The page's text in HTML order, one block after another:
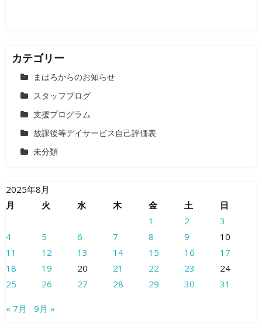
カテゴリー
まはろからのお知らせ
スタッフブログ
支援プログラム
放課後等デイサービス自己評価表
未分類
2025年8月
月
火 水 木 金 土
日
1
2
3
4
5 6 7 8 9
10
11
12 13 14 15 16
17
18
19 20 21 22 23
24
25
26 27 28 29 30 31
« 7月 9月 »